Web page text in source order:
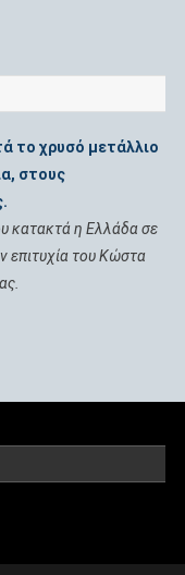
το χρυσό μετάλλιο
στους
κατακτά η Ελλάδα σε
επιτυχία του Κώστα